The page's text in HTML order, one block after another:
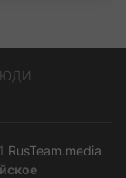
RusTeam.media